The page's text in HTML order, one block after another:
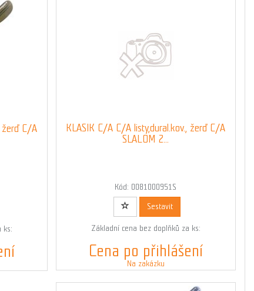
žerď C/A
ks:
KLASIK C/A C/A listy,dural.kov., žerď C/A
SLALOM 2...
Kód: 0081000951S
Sestavit
Základní cena bez doplňků za ks:
Cena po přihlášení
Na zakázku